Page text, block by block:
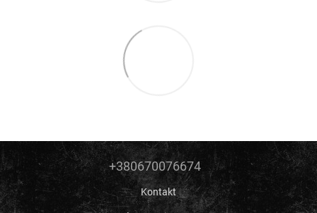
+380670076674
Kontakt